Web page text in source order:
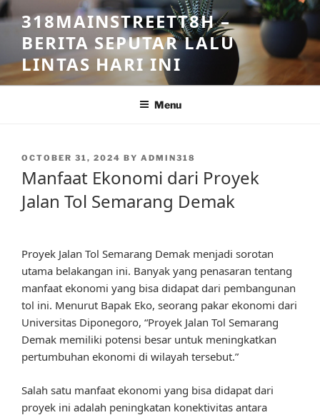
Skip
to
content
318MAINSTREETT8H –
BERITA SEPUTAR LALU
LINTAS HARI INI
Menu
POSTED
OCTOBER 31, 2024 BY ADMIN318
Manfaat Ekonomi dari Proyek
Jalan Tol Semarang Demak
Proyek Jalan Tol Semarang Demak menjadi sorotan
utama belakangan ini. Banyak yang penasaran tentang
manfaat ekonomi yang bisa didapat dari pembangunan
tol ini. Menurut Bapak Eko, seorang pakar ekonomi dari
Universitas Diponegoro, “Proyek Jalan Tol Semarang
Demak memiliki potensi besar untuk meningkatkan
pertumbuhan ekonomi di wilayah tersebut.”
Salah satu manfaat ekonomi yang bisa didapat dari
proyek ini adalah peningkatan konektivitas antara